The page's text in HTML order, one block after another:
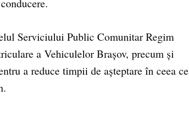
Serviciului Public Comunitar Regim
a Vehiculelor Brașov, precum și
a reduce timpii de așteptare în ceea ce